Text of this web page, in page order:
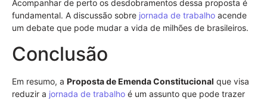
Acompanhar de perto os desdobramentos dessa proposta é
fundamental. A discussão sobre jornada de trabalho acende
um debate que pode mudar a vida de milhões de brasileiros.
Conclusão
Em resumo, a Proposta de Emenda Constitucional que visa
reduzir a jornada de trabalho é um assunto que pode trazer